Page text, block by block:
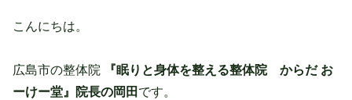
こんにちは。
広島市の整体院
『眠りと身体を整える整体院 からだ お
ーけー堂』院長の岡田 です。